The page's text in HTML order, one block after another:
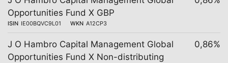
Opportunities Fund X GBP
ISIN IE00BQVC9L01 WKN A12CP3
J O Hambro Capital Management Global
Opportunities Fund X Non-distributing
0,86%